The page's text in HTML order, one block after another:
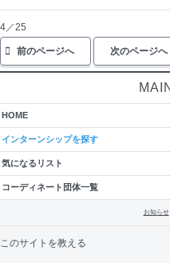
4／25
前のページへ 次のページへ
HOME
インターンシップを探す
気になるリスト
コーディネート団体一覧
お知らせ
このサイトを教える